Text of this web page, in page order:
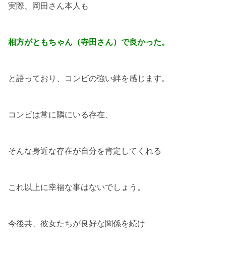
実際、岡田さん本人も
相方がともちゃん（寺田さん）で良かった。
と語っており、コンビの強い絆を感じます。
コンビは常に隣にいる存在、
そんな身近な存在が自分を肯定してくれる
これ以上に幸福な事はないでしょう。
今後共、彼女たちが良好な関係を続け